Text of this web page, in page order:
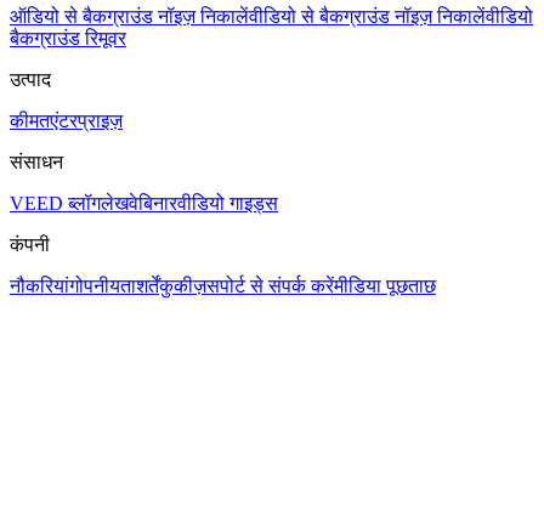
ऑडियो से बैकग्राउंड नॉइज़ निकालेंवीडियो से बैकग्राउंड नॉइज़ निकालेंवीडियो
बैकग्राउंड रिमूवर
उत्पाद
कीमतएंटरप्राइज़
संसाधन
VEED ब्लॉगलेखवेबिनारवीडियो गाइड्स
कंपनी
नौकरियांगोपनीयताशर्तेंकुकीज़सपोर्ट से संपर्क करेंमीडिया पूछताछ